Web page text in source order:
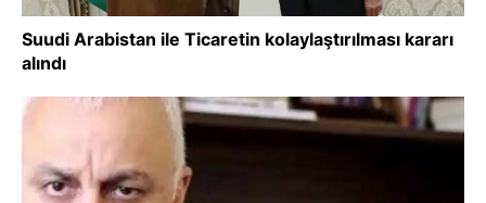
Suudi Arabistan ile Ticaretin kolaylaştırılması kararı
alındı